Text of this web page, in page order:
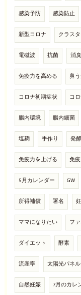
感染予防 感染防止
新型コロナ クラス
電磁波 抗菌 消臭
免疫力を高める 鼻
コロナ初期症状 コ
腸内環境 腸内細菌
塩麹 手作り 発
免疫力を上げる 免
5月カレンダー GW
所得補償 署名
ママになりたい フ
ダイエット 酵素
流産率 太陽光パネル
自然妊娠 7月のカレ